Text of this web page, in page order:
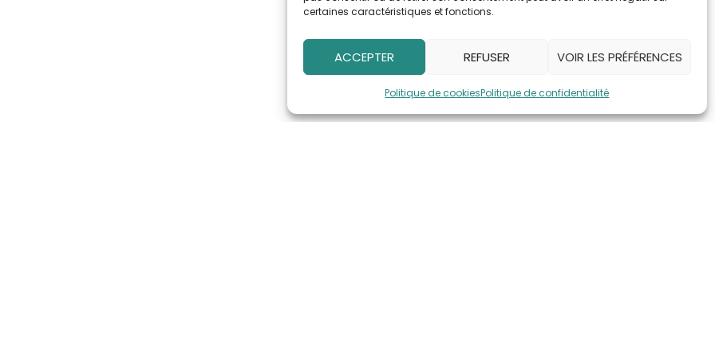
certaines caractéristiques et fonctions.
ACCEPTER REFUSER VOIR LES PRÉFÉRENCES
Politique de cookiesPolitique de confidentialité